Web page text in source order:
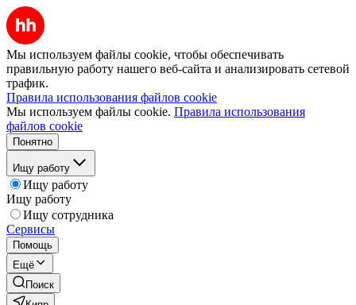
Мы используем файлы cookie, чтобы обеспечивать
правильную работу нашего веб-сайта и анализировать сетевой
трафик.
Правила использования файлов cookie
Мы используем файлы cookie. Правила использования
файлов cookie
Понятно
Ищу работу
Ищу работу
Ищу работу
Ищу сотрудника
Сервисы
Помощь
Ещё
Поиск